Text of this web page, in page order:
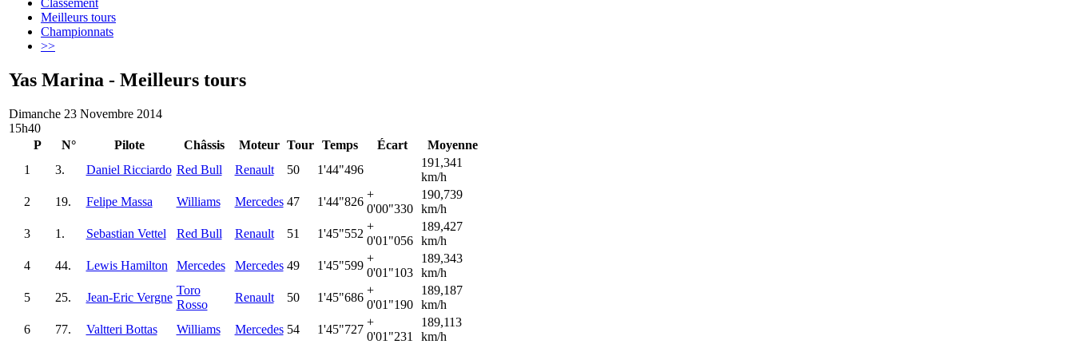
Meilleurs tours
Championnats
>>
Yas Marina - Meilleurs tours
Dimanche 23 Novembre 2014
15h40
P
N° Pilote Châssis Moteur Tour Temps Écart
Moyenne
1
3. Daniel Ricciardo Red Bull Renault 50 1'44"496
191,341
km/h
2
19. Felipe Massa Williams Mercedes 47 1'44"826
+
0'00"330
190,739
km/h
3
1. Sebastian Vettel Red Bull Renault 51 1'45"552
+
0'01"056
189,427
km/h
4
44. Lewis Hamilton Mercedes Mercedes 49 1'45"599
+
0'01"103
189,343
km/h
5
25. Jean-Eric Vergne
Toro
Rosso
Renault 50 1'45"686
+
0'01"190
189,187
km/h
6
77. Valtteri Bottas Williams Mercedes 54 1'45"727
+
0'01"231
189,113
km/h